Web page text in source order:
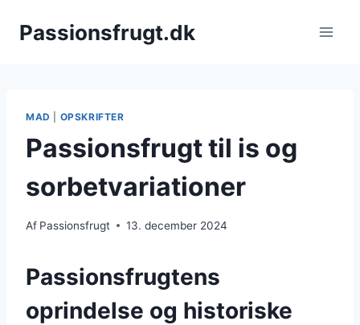
Passionsfrugt.dk
MAD OPSKRIFTER
Passionsfrugt til is og
sorbetvariationer
Af Passionsfrugt 13. december 2024
Passionsfrugtens
oprindelse og historiske